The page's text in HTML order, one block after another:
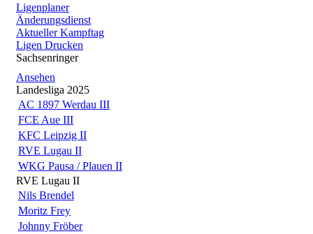
Ligenplaner
Änderungsdienst
Aktueller Kampftag
Ligen Drucken
Sachsenringer
Ansehen
Landesliga 2025
AC 1897 Werdau III
FCE Aue III
KFC Leipzig II
RVE Lugau II
WKG Pausa / Plauen II
RVE Lugau II
Nils Brendel
Moritz Frey
Johnny Fröber